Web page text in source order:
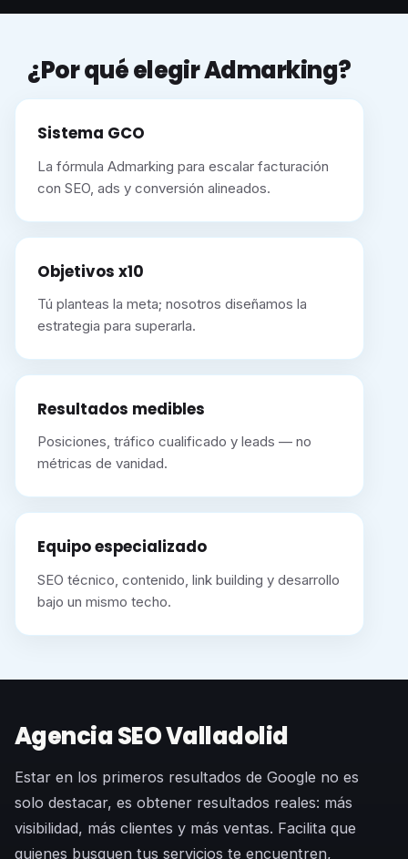
¿Por qué elegir Admarking?
Sistema GCO
La fórmula Admarking para escalar facturación
con SEO, ads y conversión alineados.
Objetivos x10
Tú planteas la meta; nosotros diseñamos la
estrategia para superarla.
Resultados medibles
Posiciones, tráfico cualificado y leads — no
métricas de vanidad.
Equipo especializado
SEO técnico, contenido, link building y desarrollo
bajo un mismo techo.
Agencia SEO Valladolid
Estar en los primeros resultados de Google no es
solo destacar, es obtener resultados reales: más
visibilidad, más clientes y más ventas. Facilita que
quienes busquen tus servicios te encuentren,